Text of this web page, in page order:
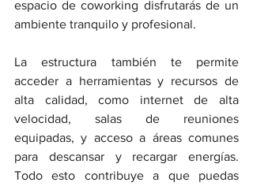
espacio de coworking disfrutarás de un
ambiente tranquilo y profesional.
La estructura también te permite
acceder a herramientas y recursos de
alta calidad, como internet de alta
velocidad, salas de reuniones
equipadas, y acceso a áreas comunes
para descansar y recargar energías.
Todo esto contribuye a que puedas